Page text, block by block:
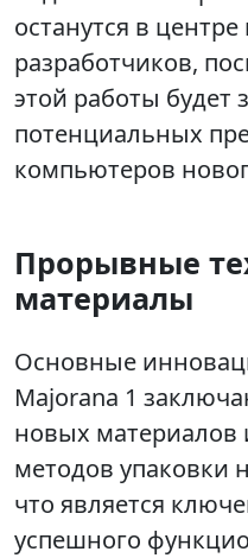
останутся в
разработчиков,
этой работы будет
потенциальных
компьютеров
Прорывные
материалы
Основные
Majorana 1
новых материалов
методов упаковки
что является
успешного